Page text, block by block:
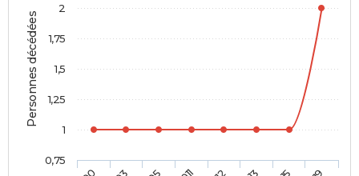
Personnes décédées
0,75
1
1,25
1,5
1,75
2